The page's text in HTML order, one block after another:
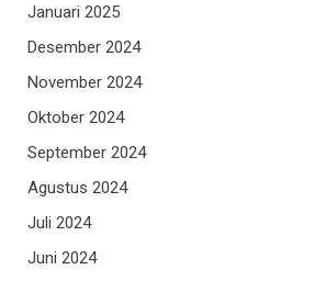
Januari 2025
Desember 2024
November 2024
Oktober 2024
September 2024
Agustus 2024
Juli 2024
Juni 2024